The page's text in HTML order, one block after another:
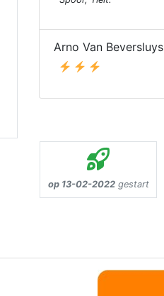
Arno Van Beversluys
op 13-02-2022gestart